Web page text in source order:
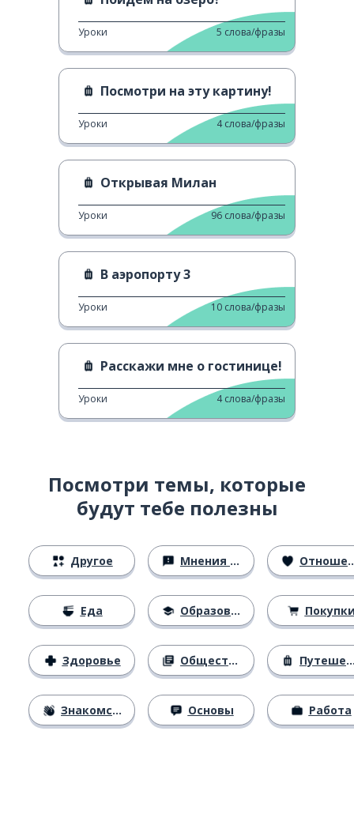
Уроки 5 слова/фразы
Посмотри на эту картину!
Уроки 4 слова/фразы
Открывая Милан
Уроки 96 слова/фразы
В аэропорту 3
Уроки 10 слова/фразы
Расскажи мне о гостинице!
Уроки 4 слова/фразы
Посмотри темы, которые
будут тебе полезны
Другое
Еда
Здоровье
Знакомство
Мнения и убеждения
Образование
Общество
Основы
Отношения
Путешествия
Работа